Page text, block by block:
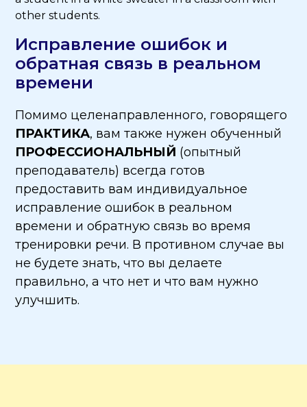
Исправление ошибок и
обратная связь в реальном
времени
Помимо целенаправленного, говорящего
ПРАКТИКА, вам также нужен обученный
ПРОФЕССИОНАЛЬНЫЙ (опытный
преподаватель) всегда готов
предоставить вам индивидуальное
исправление ошибок в реальном
времени и обратную связь во время
тренировки речи. В противном случае вы
не будете знать, что вы делаете
правильно, а что нет и что вам нужно
улучшить.